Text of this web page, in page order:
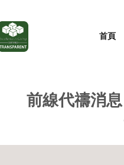
首頁
前線代禱消